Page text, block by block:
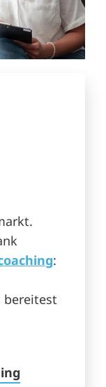
:
bereitest